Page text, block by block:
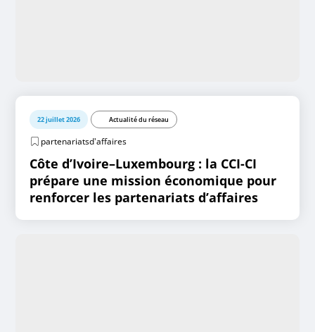
22 juillet 2026 Actualité du réseau
partenariatsd'affaires
Côte d’Ivoire–Luxembourg : la CCI-CI
prépare une mission économique pour
renforcer les partenariats d’affaires